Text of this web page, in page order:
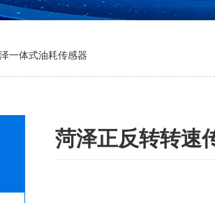
一体式油耗传感器
菏泽正反转转速